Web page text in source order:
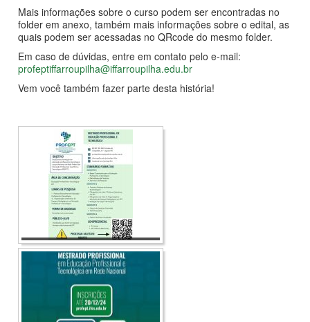
Mais informações sobre o curso podem ser encontradas no
folder em anexo, também mais informações sobre o edital, as
quais podem ser acessadas no QRcode do mesmo folder.
Em caso de dúvidas, entre em contato pelo e-mail:
profeptiffarroupilha@iffarroupilha.edu.br
Vem você também fazer parte desta história!